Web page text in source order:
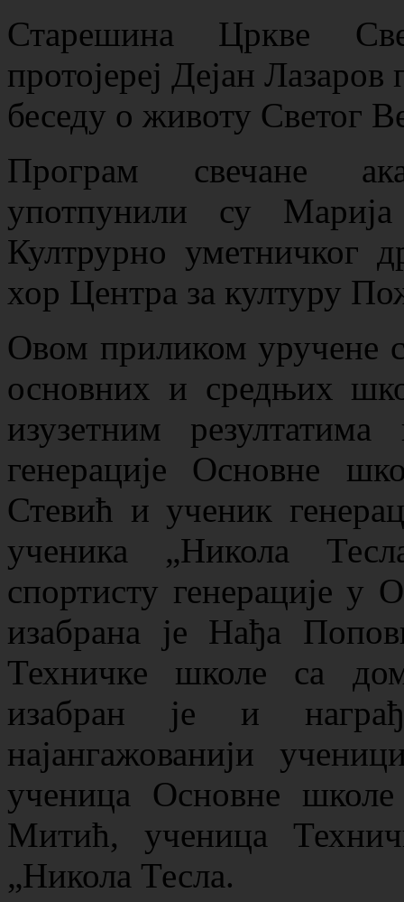
Старешина Цркве
протојереј Дејан
беседу о животу Светог
Програм свечане
употпунили су
Култрурно уметничког
хор Центра за културу
Овом приликом уручене
основних и средњих
изузетним
генерације Основне
Стевић и ученик
ученика „Никола
спортисту генерације у
изабрана је Нађа
Техничке школе са
изабран је и
најангажованији
ученица Основне
Митић, ученица
„Никола Тесла.